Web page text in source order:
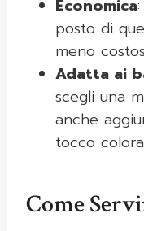
Economica
posto di
meno
Adatta ai
scegli una
anche
tocco
Come